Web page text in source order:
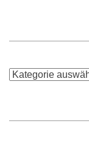
Kategorien